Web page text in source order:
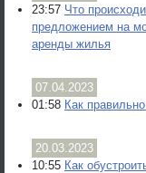
23:57 Что
предложением на
аренды жилья
07.04.2023
01:58 Как
20.03.2023
10:55 Как